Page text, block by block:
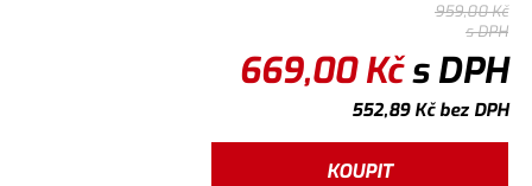
959,00Kč
s DPH
669,00Kčs DPH
552,89Kčbez DPH
KOUPIT